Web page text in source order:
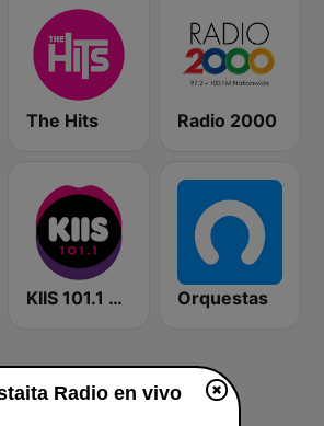
The Hits Radio 2000
KIIS 101.1 Melbourne Orquestas
Radio en vivo